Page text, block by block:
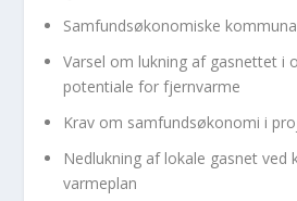
Samfundsøkonomiske
Varsel om lukning af gasnettet i
potentiale for fjernvarme
Krav om samfundsøkonomi i
Nedlukning af lokale gasnet ved
varmeplan